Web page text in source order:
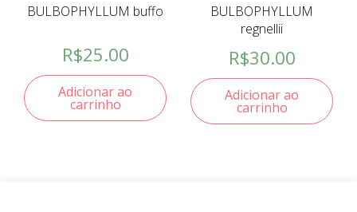
BULBOPHYLLUM buffo
R$25.00
Adicionar ao
carrinho
BULBOPHYLLUM
regnellii
R$30.00
Adicionar ao
carrinho